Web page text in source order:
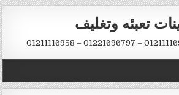
تعبئه وتغليف